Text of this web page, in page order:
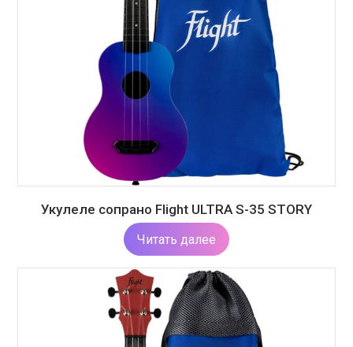
Укулеле сопрано Flight ULTRA S-35 STORY
Читать далее